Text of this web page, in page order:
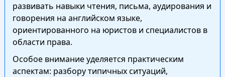
развивать навыки чтения, письма, аудирования и
говорения на английском языке,
ориентированного на юристов и специалистов в
области права.
Особое внимание уделяется практическим
аспектам: разбору типичных ситуаций,